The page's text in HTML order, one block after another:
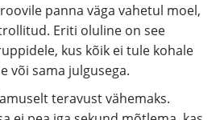
panna väga vahetul moel,
Eriti oluline on see
kus kõik ei tule kohale
või sama julgusega.
teravust vähemaks.